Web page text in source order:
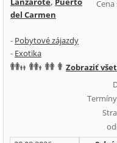
del Carmen
- Pobytové zájazdy
- Exotika
Zobraziť